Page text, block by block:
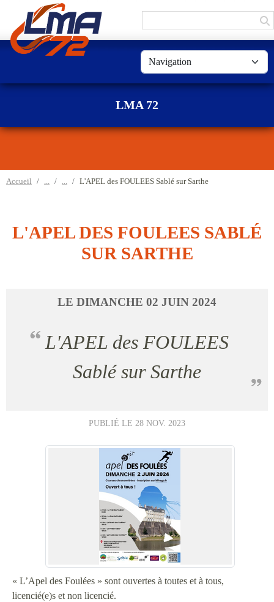
LMA 72
Accueil L'APEL des FOULEES Sablé sur Sarthe
L'APEL DES FOULEES SABLÉ
SUR SARTHE
LE DIMANCHE 02 JUIN 2024
L'APEL des FOULEES
Sablé sur Sarthe
PUBLIÉ LE 28 NOV. 2023
« L’Apel des Foulées » sont ouvertes à toutes et à tous,
licencié(e)s et non licencié.
Panneau de gestion des cookies